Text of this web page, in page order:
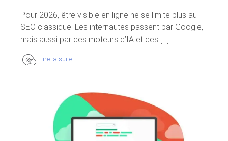
Pour 2026, être visible en ligne ne se limite plus au
SEO classique. Les internautes passent par Google,
mais aussi par des moteurs d’IA et des [...]
Lire la suite